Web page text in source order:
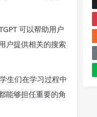
可以帮助用户
户提供相关的搜索
生们在学习过程中
能够担任重要的角